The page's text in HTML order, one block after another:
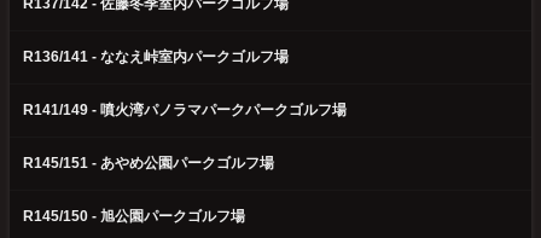
R137/142 - 佐藤冬季室内パークゴルフ場
R136/141 - ななえ峠室内パークゴルフ場
R141/149 - 噴火湾パノラマパークパークゴルフ場
R145/151 - あやめ公園パークゴルフ場
R145/150 - 旭公園パークゴルフ場